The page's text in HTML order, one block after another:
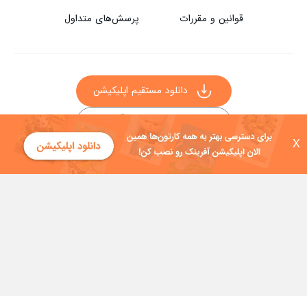
X
قوانین و مقررات پرسش‌های متداول
دانلود مستقیم اپلیکیشن
سایر راه‌های دانلود آفرینک